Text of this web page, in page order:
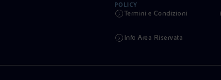
POLICY
Termini e Condizioni
Info Area Riservata